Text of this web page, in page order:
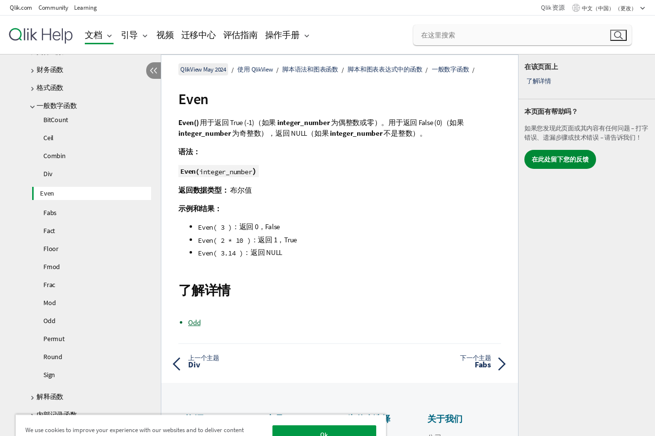
Qlik.com Community Learning Qlik 资源 中文（中国） （更改）
文档 引导 视频 迁移中心 评估指南 操作手册
指数和对数函数
字段函数
财务函数
格式函数
一般数字函数
BitCount
Ceil
Combin
Div
Even
Fabs
Fact
Floor
Fmod
Frac
Mod
Odd
Permut
Round
Sign
解释函数
内部记录函数
逻辑函数
在该页面上
了解详情
本页面有帮助吗？
如果您发现此页面或其内容有任何问题 – 打字
错误、遗漏步骤或技术错误 – 请告诉我们！
在此处留下您的反馈
QlikView May 2024 使用 QlikView 脚本语法和图表函数 脚本和图表表达式中的函数 一般数字函数
Even
Even() 用于返回True (-1)（如果integer_number为偶整数或零）。用于返回 False(0)（如果
integer_number为奇整数），返回 NULL （如果integer_number不是整数）。
语法：
Even(integer_number)
返回数据类型： 布尔值
示例和结果：
Even( 3 ) ：返回 0， False
Even( 2 * 10 ) ：返回 1， True
Even( 3.14 ) ：返回 NULL
了解详情
Odd
上一个主题
Div
下一个主题
Fabs
资源 产品
为什么选择
关于我们
We use cookies to improve your experience with our websites and to deliver content